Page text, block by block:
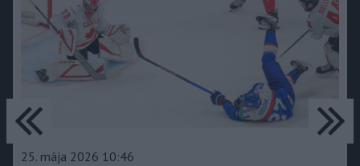
25. mája 2026 10:46
predchádzajúce